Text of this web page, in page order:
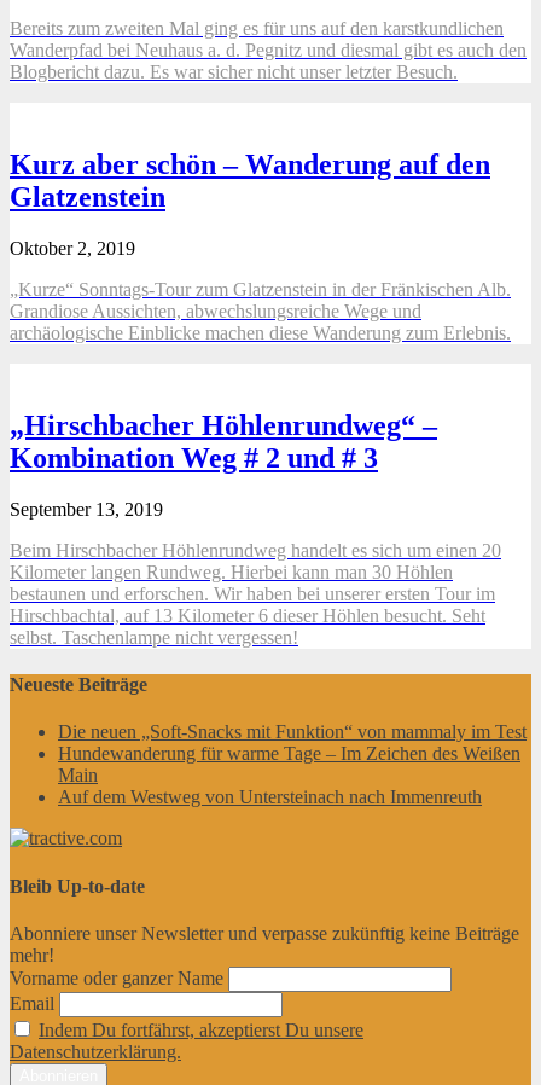
Bereits zum zweiten Mal ging es für uns auf den karstkundlichen
Wanderpfad bei Neuhaus a. d. Pegnitz und diesmal gibt es auch den
Blogbericht dazu. Es war sicher nicht unser letzter Besuch.
Kurz aber schön – Wanderung auf den
Glatzenstein
Oktober 2, 2019
„Kurze“ Sonntags-Tour zum Glatzenstein in der Fränkischen Alb.
Grandiose Aussichten, abwechslungsreiche Wege und
archäologische Einblicke machen diese Wanderung zum Erlebnis.
„Hirschbacher Höhlenrundweg“ –
Kombination Weg # 2 und # 3
September 13, 2019
Beim Hirschbacher Höhlenrundweg handelt es sich um einen 20
Kilometer langen Rundweg. Hierbei kann man 30 Höhlen
bestaunen und erforschen. Wir haben bei unserer ersten Tour im
Hirschbachtal, auf 13 Kilometer 6 dieser Höhlen besucht. Seht
selbst. Taschenlampe nicht vergessen!
Neueste Beiträge
Die neuen „Soft-Snacks mit Funktion“ von mammaly im Test
Hundewanderung für warme Tage – Im Zeichen des Weißen
Main
Auf dem Westweg von Untersteinach nach Immenreuth
Bleib Up-to-date
Abonniere unser Newsletter und verpasse zukünftig keine Beiträge
mehr!
Vorname oder ganzer Name
Email
Indem Du fortfährst, akzeptierst Du unsere
Datenschutzerklärung.